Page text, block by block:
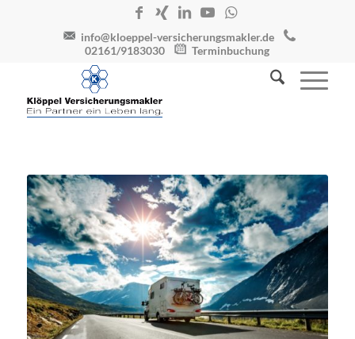
info@kloeppel-versicherungsmakler.de
02161/9183030
Terminbuchung